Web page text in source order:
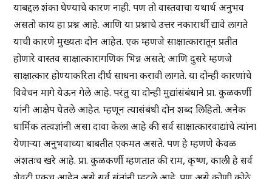
याबद्दल शंका घेण्याचे कारण नाही. पण तो वास्तवाचा यथार्थ अनुभव
असतो काय हा प्रश्न आहे. आणि या प्रश्नाचे उत्तर नकारार्थी द्यावे लागते
याची कारणे मुख्यतः दोन आहेत. एक म्हणजे साक्षात्कारातून प्रतीत
होणारे वास्तव साक्षात्कारागणिक भिन्न असते; आणि दुसरे म्हणजे
साक्षात्कार होण्याकरिता दीर्घ साधना करावी लागते. या दोन्ही कारणांचे
विवेचन मागे येऊन गेले आहे. परंतु या दोन्ही मुद्यांसंबंधाने प्रा. कुळकर्णी
यांनी आक्षेप घेतले आहेत. म्हणून त्यासंबंधी दोन शब्द लिहितो. अनेक
धार्मिक तत्वज्ञांनी असा दावा केला आहे की सर्व साक्षात्कारवाद्यांचे त्यांना
येणाऱ्या अनुभवाच्या बाबतीत एकमत असते. पण हे म्हणणे केवळ
अंशतःच खरे आहे. प्रा. कुळकर्णी म्हणतात की राम, कृष्ण, काली हे सर्व